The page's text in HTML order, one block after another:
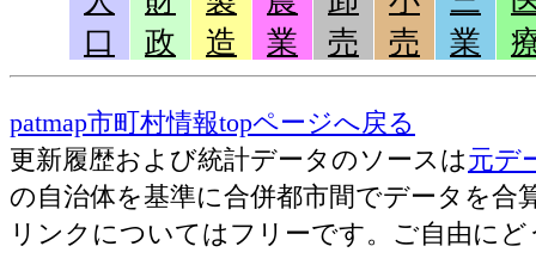
口
政
造
業
売
売
業
patmap市町村情報topページへ戻る
更新履歴および統計データのソースは元デ
の自治体を基準に合併都市間でデータを合
リンクについてはフリーです。ご自由にど